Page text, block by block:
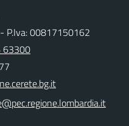
P.Iva: 00817150162
63300